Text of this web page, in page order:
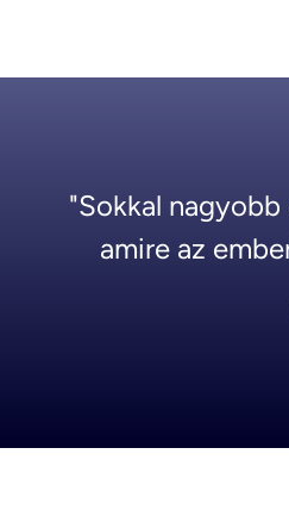
"Sokkal
amire az